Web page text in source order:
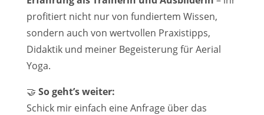
profitiert nicht nur von fundiertem Wissen,
sondern auch von wertvollen Praxistipps,
Didaktik und meiner Begeisterung für Aerial
Yoga.
🤝 So geht’s weiter:
Schick mir einfach eine Anfrage über das